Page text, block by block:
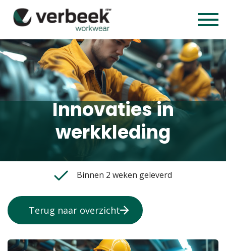
Innovaties in
werkkleding
Binnen 2 weken geleverd
Terug naar overzicht